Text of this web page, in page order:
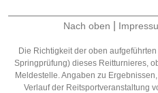
Nach oben
Die Richtigkeit der oben
Springprüfung) dieses Reitturnieres,
Meldestelle. Angaben zu
Verlauf der Reitsportveranstaltung